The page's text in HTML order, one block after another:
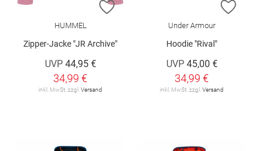
ZUR WUNSCHLISTE HINZUFÜGEN
HUMMEL
Zipper-Jacke "JR Archive"
UVP 44,95 €
34,99 €
inkl. MwSt. zzgl. Versand
ZUR
Under Armour
Hoodie "Rival"
UVP 45,00 €
34,99 €
inkl. MwSt. zzgl. Versand